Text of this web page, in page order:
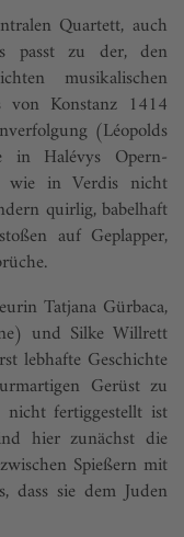
Quartett, auch
passt zu der, den
musikalischen
Konstanz 1414
(Léopolds
in Halévys Opern-
wie in Verdis nicht
quirlig, babelhaft
auf Geplapper,
Tatjana Gürbaca,
und Silke Willrett
lebhafte Geschichte
Gerüst zu
fertiggestellt ist
hier zunächst die
Spießern mit
dass sie dem Juden